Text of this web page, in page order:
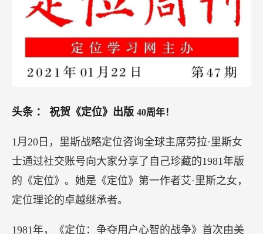
头条 ： 祝贺《定位》出版 40周年！
1月20日，里斯战略定位咨询全球主席劳拉·里斯女
士通过社交账号向大家分享了自己珍藏的1981年版
的《定位》。她是《定位》第一作者艾·里斯之女，
定位理论的卓越继承者。
1981年，《定位：争夺用户心智的战争》首次由美